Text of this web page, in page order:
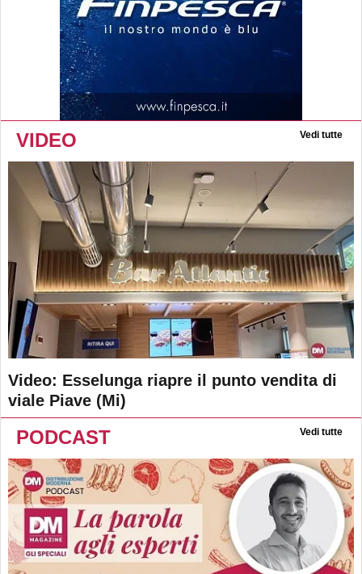
VIDEO Vedi tutte
Video: Esselunga riapre il punto vendita di
viale Piave (Mi)
PODCAST Vedi tutte